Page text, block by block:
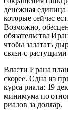
денежная единица
которые сейчас
Возможно,
обязательства
чтобы залатать
связи с
Власти Ирана
скорее. Одна из
курса риала: 19
минимума по
риалов за доллар.